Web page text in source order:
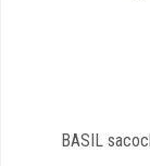
BASIL